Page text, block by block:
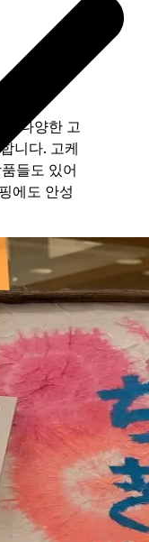
다양한 고
니다. 고케
들도 있어
에도 안성